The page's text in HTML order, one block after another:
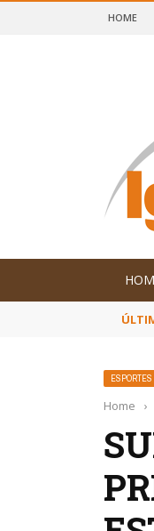
E SUDOESTE
HOME
ESPORTES
Home ›